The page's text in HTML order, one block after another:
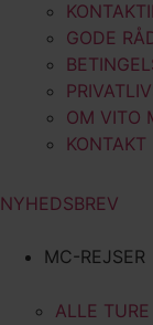
GODE
OM VITO
KONTAKT
NYHEDSBREV
MC-REJSER
ALLE TURE